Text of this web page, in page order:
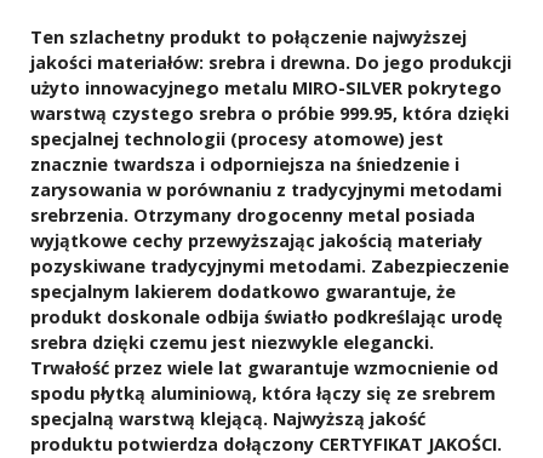
Ten szlachetny produkt to połączenie najwyższej
jakości materiałów: srebra i drewna. Do jego produkcji
użyto innowacyjnego metalu MIRO-SILVER pokrytego
warstwą czystego srebra o próbie 999.95, która dzięki
specjalnej technologii (procesy atomowe) jest
znacznie twardsza i odporniejsza na śniedzenie i
zarysowania w porównaniu z tradycyjnymi metodami
srebrzenia. Otrzymany drogocenny metal posiada
wyjątkowe cechy przewyższając jakością materiały
pozyskiwane tradycyjnymi metodami. Zabezpieczenie
specjalnym lakierem dodatkowo gwarantuje, że
produkt doskonale odbija światło podkreślając urodę
srebra dzięki czemu jest niezwykle elegancki.
Trwałość przez wiele lat gwarantuje wzmocnienie od
spodu płytką aluminiową, która łączy się ze srebrem
specjalną warstwą klejącą. Najwyższą jakość
produktu potwierdza dołączony CERTYFIKAT JAKOŚCI.